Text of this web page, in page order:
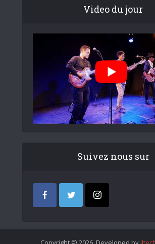
Video du jour
Suivez nous sur